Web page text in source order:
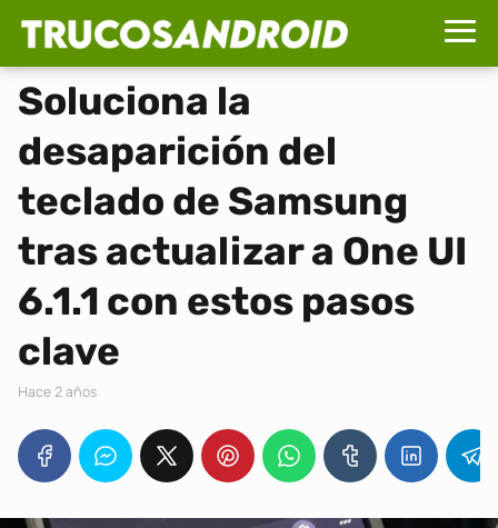
Soluciona la
desaparición del
teclado de Samsung
tras actualizar a One UI
6.1.1 con estos pasos
clave
hace 2 años